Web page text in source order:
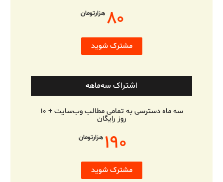
۸۰ هزارتومان
مشترک شوید
اشتراک سه‌ماهه
سه ماه دسترسی به تمامی مطالب وب‌سایت + ۱۰
روز رایگان
۱۹۰ هزارتومان
مشترک شوید